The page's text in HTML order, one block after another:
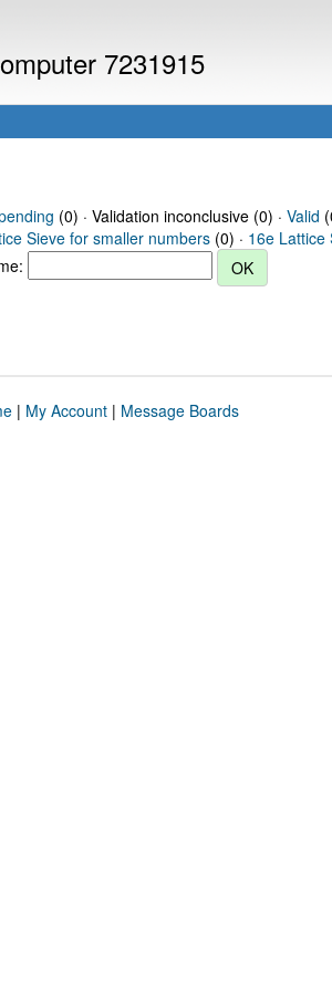
7231915
(0) · Validation inconclusive (0) · Valid
Sieve for smaller numbers (0) · 16e Lattice
| My Account| Message Boards